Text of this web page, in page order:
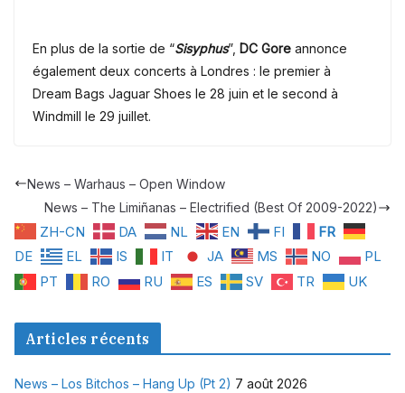
En plus de la sortie de “Sisyphus”, DC Gore annonce
également deux concerts à Londres : le premier à
Dream Bags Jaguar Shoes le 28 juin et le second à
Windmill le 29 juillet.
News – Warhaus – Open Window
News – The Limiñanas – Electrified (Best Of 2009-2022)
ZH-CN DA NL EN FI
FR
DE
EL IS IT JA MS NO
PL
PT
RO RU ES SV TR UK
Articles récents
News – Los Bitchos – Hang Up (Pt 2) 7 août 2026